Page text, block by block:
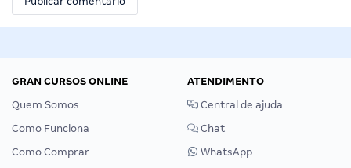
GRAN CURSOS ONLINE
Quem Somos
Como Funciona
Como Comprar
ATENDIMENTO
Central de ajuda
Chat
WhatsApp